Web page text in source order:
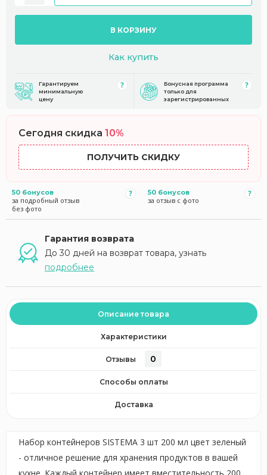
В КОРЗИНУ
Как купить
Гарантируем
минимальную
цену
Бонусная программа
только для
зарегистрированных
Сегодня скидка 10%
ПОЛУЧИТЬ СКИДКУ
50 бонусов
за подробный отзыв
без фото
50 бонусов
за отзыв с фото
Гарантия возврата
До 30 дней на возврат товара, узнать
подробнее
Описание товара
Характеристики
Отзывы 0
Способы оплаты
Доставка
Набор контейнеров SISTEMA 3 шт 200 мл цвет зеленый
- отличное решение для хранения продуктов в вашей